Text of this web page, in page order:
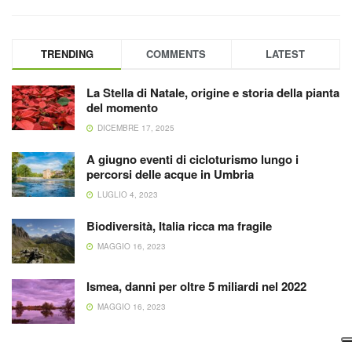
TRENDING COMMENTS LATEST
La Stella di Natale, origine e storia della pianta
del momento
DICEMBRE 17, 2025
A giugno eventi di cicloturismo lungo i
percorsi delle acque in Umbria
LUGLIO 4, 2023
Biodiversità, Italia ricca ma fragile
MAGGIO 16, 2023
Ismea, danni per oltre 5 miliardi nel 2022
MAGGIO 16, 2023